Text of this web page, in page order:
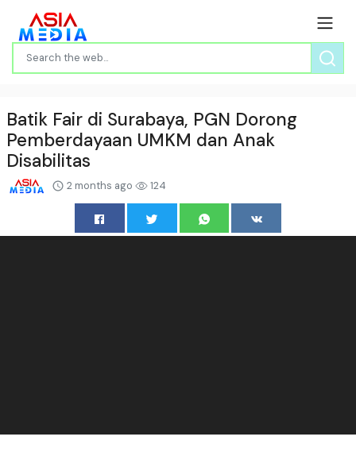
Batik Fair di Surabaya, PGN Dorong
Pemberdayaan UMKM dan Anak
Disabilitas
2 months ago 124